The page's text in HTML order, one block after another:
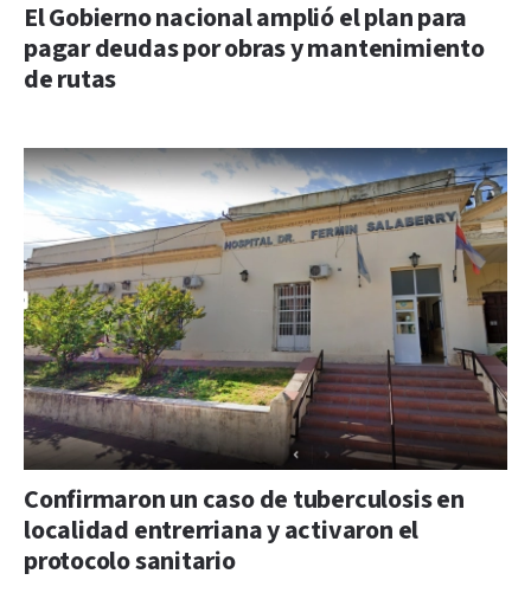
El Gobierno nacional amplió el plan para
pagar deudas por obras y mantenimiento
de rutas
Confirmaron un caso de tuberculosis en
localidad entrerriana y activaron el
protocolo sanitario